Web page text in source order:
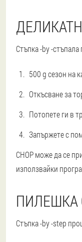
Стъпка -by -стъпала
500 g сезон на
Откъсване за
Потопете ги в
Запържете с
CHOP може да се
използвайки
ПИЛЕШКА
Стъпка -by -step